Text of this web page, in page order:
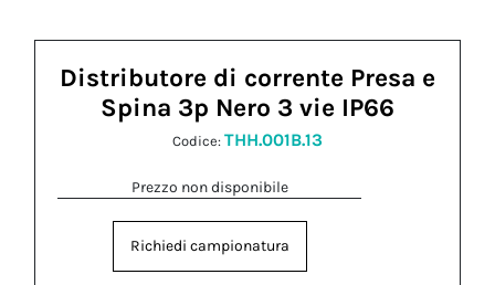
Distributore di corrente Presa e
Spina 3p Nero 3 vie IP66
Codice: THH.001B.13
Prezzo non disponibile
Richiedi campionatura